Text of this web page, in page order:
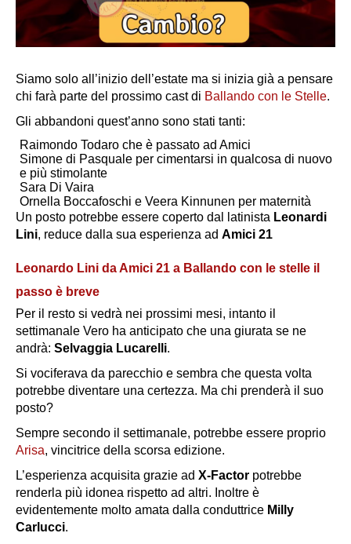
Siamo solo all’inizio dell’estate ma si inizia già a pensare
chi farà parte del prossimo cast di Ballando con le Stelle.
Gli abbandoni quest’anno sono stati tanti:
Raimondo Todaro che è passato ad Amici
Simone di Pasquale per cimentarsi in qualcosa di nuovo
e più stimolante
Sara Di Vaira
Ornella Boccafoschi e Veera Kinnunen per maternità
Un posto potrebbe essere coperto dal latinista Leonardi
Lini, reduce dalla sua esperienza ad Amici 21
Leonardo Lini da Amici 21 a Ballando con le stelle il
passo è breve
Per il resto si vedrà nei prossimi mesi, intanto il
settimanale Vero ha anticipato che una giurata se ne
andrà: Selvaggia Lucarelli.
Si vociferava da parecchio e sembra che questa volta
potrebbe diventare una certezza. Ma chi prenderà il suo
posto?
Sempre secondo il settimanale, potrebbe essere proprio
Arisa, vincitrice della scorsa edizione.
L’esperienza acquisita grazie ad X-Factor potrebbe
renderla più idonea rispetto ad altri. Inoltre è
evidentemente molto amata dalla conduttrice Milly
Carlucci.